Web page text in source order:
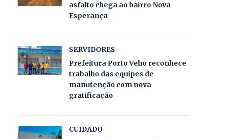
asfalto chega ao bairro Nova
Esperança
SERVIDORES
Prefeitura Porto Veho reconhece
trabalho das equipes de
manutenção com nova
gratificação
CUIDADO